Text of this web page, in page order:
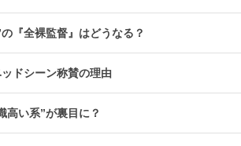
『全裸監督』はどうなる？
ドシーン称賛の理由
高い系”が裏目に？